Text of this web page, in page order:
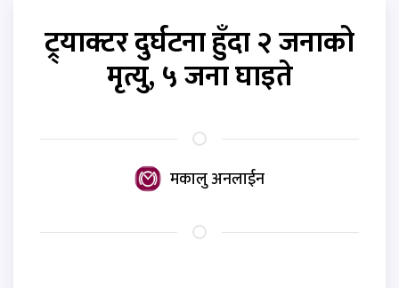
ट्र्याक्टर दुर्घटना हुँदा २ जनाको
मृत्यु, ५ जना घाइते
मकालु अनलाईन